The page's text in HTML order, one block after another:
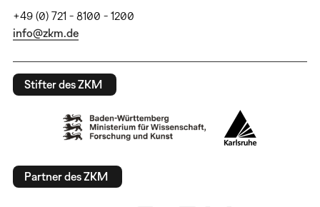
+49 (0) 721 - 8100 - 1200
info@zkm.de
Stifter des ZKM
Partner des ZKM